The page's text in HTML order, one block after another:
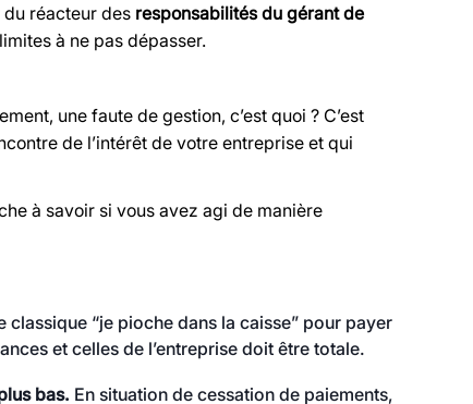
réacteur des responsabilités du gérant de
à ne pas dépasser.
une faute de gestion, c’est quoi ? C’est
de l’intérêt de votre entreprise et qui
à savoir si vous avez agi de manière
classique “je pioche dans la caisse” pour payer
et celles de l’entreprise doit être totale.
bas. En situation de cessation de paiements,